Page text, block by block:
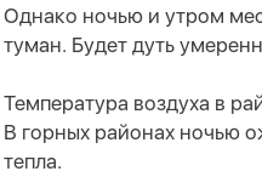
Однако ночью и утром
туман. Будет дуть
Температура воздуха в
В горных районах ночью
тепла.